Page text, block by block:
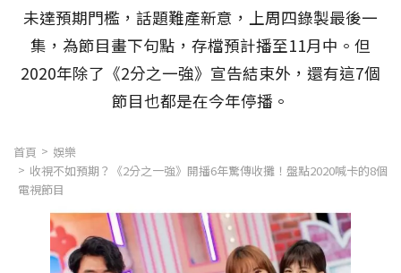
未達預期門檻，話題難產新意，上周四錄製最後一
集，為節目畫下句點，存檔預計播至11月中。但
2020年除了《2分之一強》宣告結束外，還有這7個
節目也都是在今年停播。
首頁
娛樂
收視不如預期？《2分之一強》開播6年驚傳收攤！盤點2020喊卡的8個
電視節目